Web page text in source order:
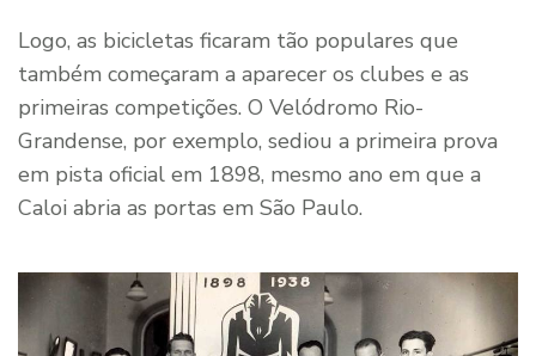
Logo, as bicicletas ficaram tão populares que
também começaram a aparecer os clubes e as
primeiras competições. O Velódromo Rio-
Grandense, por exemplo, sediou a primeira prova
em pista oficial em 1898, mesmo ano em que a
Caloi abria as portas em São Paulo.